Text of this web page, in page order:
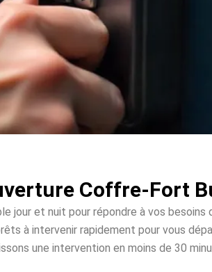
Coffre-Fort
jour et nuit pour répondre à vos
à intervenir rapidement pour vous
une intervention en moins de 30